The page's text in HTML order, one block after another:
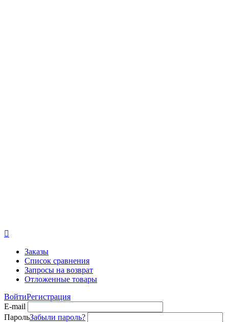

Заказы
Список сравнения
Запросы на возврат
Отложенные товары
ВойтиРегистрация
E-mail
ПарольЗабыли пароль?